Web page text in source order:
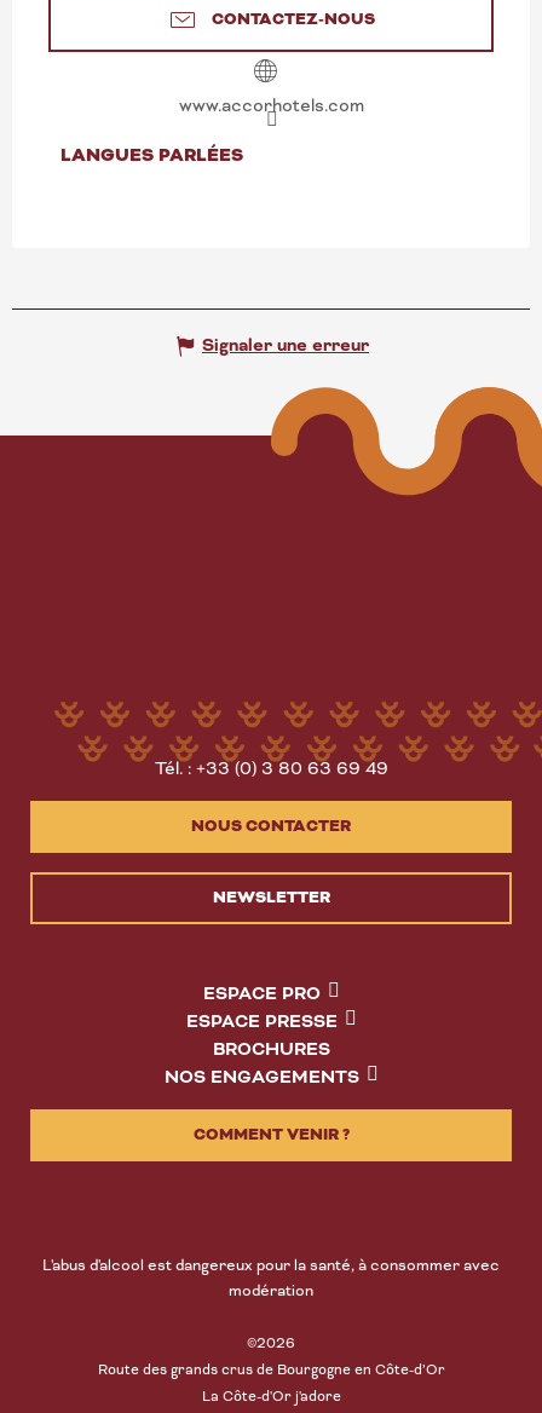
CONTACTEZ-NOUS
www.accorhotels.com
LANGUES PARLÉES
LANGUES PARLÉES
Signaler une erreur
Tél. : +33 (0) 3 80 63 69 49
NOUS CONTACTER
NEWSLETTER
ESPACE PRO
ESPACE PRESSE
BROCHURES
NOS ENGAGEMENTS
COMMENT VENIR ?
L'abus d'alcool est dangereux pour la santé, à consommer avec
modération
©2026
Route des grands crus de Bourgogne en Côte-d’Or
La Côte-d'Or j'adore